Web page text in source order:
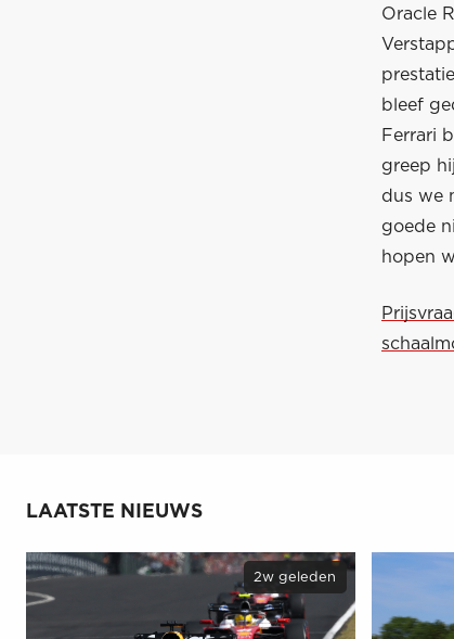
Oracle
bleef
Ferrari
greep
dus we
goede
hopen
LAATSTE NIEUWS
2w geleden